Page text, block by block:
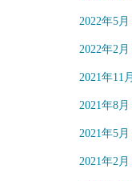
2022年5月
2022年2月
2021年11月
2021年8月
2021年5月
2021年2月